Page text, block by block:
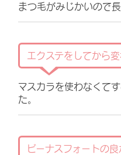
まつ毛がみじかいので
エクステをしてから
マスカラを使わなくて
た。
ビーナスフォートの